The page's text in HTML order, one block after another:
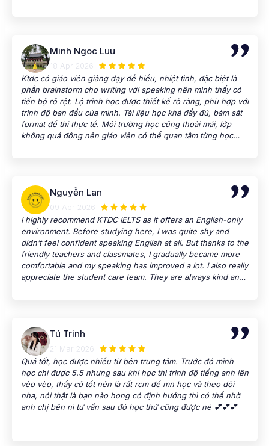
was the enthusiastic support staff. They are friendly, helpful,
and always willing to assist students whenever needed,
from course registration to academic support. Overall, KTDC
is an excellent English center for anyone who wants to
improve their English in a professional and supportive
environment.
Minh Ngoc Luu
18 Apr 2026
Ktdc có giáo viên giảng dạy dễ hiểu, nhiệt tình, đặc biệt là
phần brainstorm cho writing với speaking nên mình thấy có
tiến bộ rõ rệt. Lộ trình học được thiết kế rõ ràng, phù hợp với
trình độ ban đầu của mình. Tài liệu học khá đầy đủ, bám sát
format đề thi thực tế. Môi trường học cũng thoải mái, lớp
không quá đông nên giáo viên có thể quan tâm từng học
Nguyễn Lan
09 Apr 2026
I highly recommend KTDC IELTS as it offers an English-only
environment. Before studying here, I was quite shy and
didn’t feel confident speaking English at all. But thanks to the
friendly teachers and classmates, I gradually became more
comfortable and my speaking has improved a lot. I also really
appreciate the student care team. They are always kind and
I think it’s a great place for anyone who wants to improve
their English step by step.
Tú Trinh
21 Mar 2026
Quá tốt, học được nhiều từ bên trung tâm. Trước đó mình
học chỉ được 5.5 nhưng sau khi học thì trình độ tiếng anh lên
vèo vèo, thầy cô tốt nên là rất rcm để mn học và theo dõi
nha, nói thật là bạn nào hong có định hướng thì có thể nhờ
anh chị bên nì tư vấn sau đó học thử cũng được nè 💕💕💕